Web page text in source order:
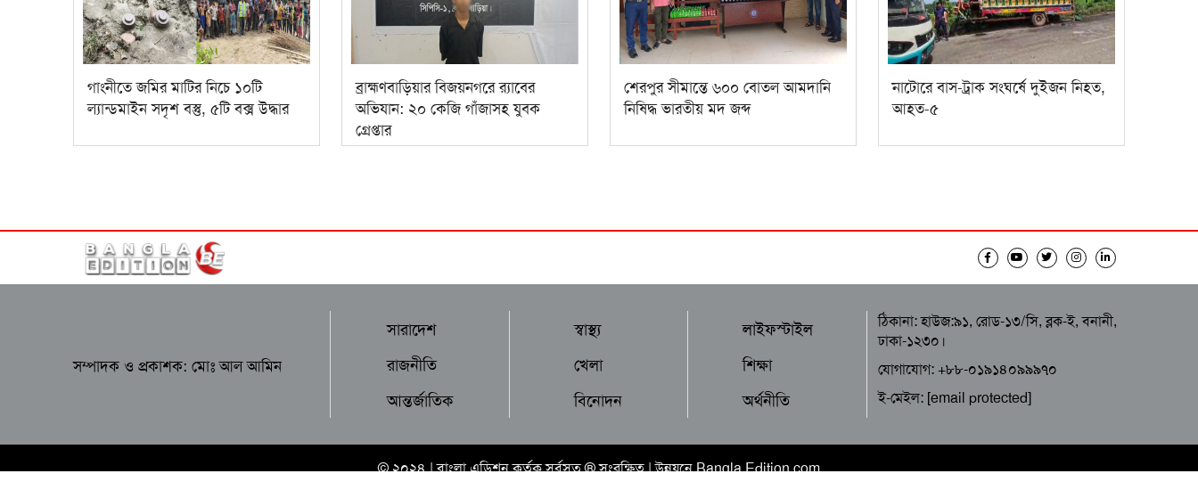
গাংনীতে জমির মাটির নিচে ১০টি
ল্যান্ডমাইন সদৃশ বস্তু, ৫টি বক্স উদ্ধার
ব্রাহ্মণবাড়িয়ার বিজয়নগরে র‍্যাবের
অভিযান: ২০ কেজি গাঁজাসহ যুবক
গ্রেপ্তার
শেরপুর সীমান্তে ৬০০ বোতল আমদানি
নিষিদ্ধ ভারতীয় মদ জব্দ
নাটোরে বাস-ট্রাক সংঘর্ষে দুইজন নিহত,
আহত-৫
সম্পাদক ও প্রকাশক: মোঃ আল আমিন
সারাদেশ
রাজনীতি
আন্তর্জাতিক
স্বাস্থ্য
খেলা
বিনোদন
লাইফস্টাইল
শিক্ষা
অর্থনীতি
ঠিকানা: হাউজ:৯১, রোড-১৩/সি, ব্লক-ই, বনানী,
ঢাকা-১২৩০।
যোগাযোগ: +৮৮-০১৯১৪০৯৯৯৭০
ই-মেইল: [email protected]
© ২০২৪ |বাংলা এডিশনকর্তৃক সর্বসত্ব ® সংরক্ষিত | উন্নয়নেBangla Edition.com